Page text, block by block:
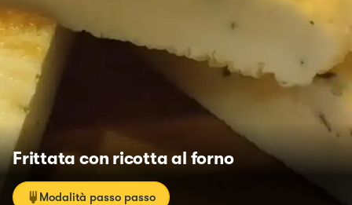
Frittata con ricotta al forno
Modalità passo passo